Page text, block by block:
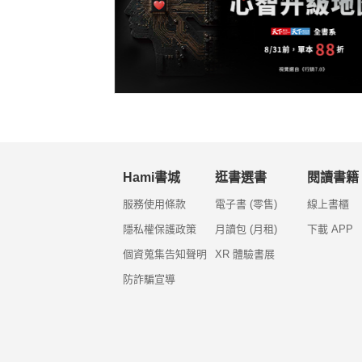
Hami書城
服務使用條款
隱私權保護政策
個資蒐集告知聲明
防詐騙宣導
逛書選書
電子書 (零售)
月讀包 (月租)
XR 體驗書展
閱讀書籍
線上書櫃
下載 APP